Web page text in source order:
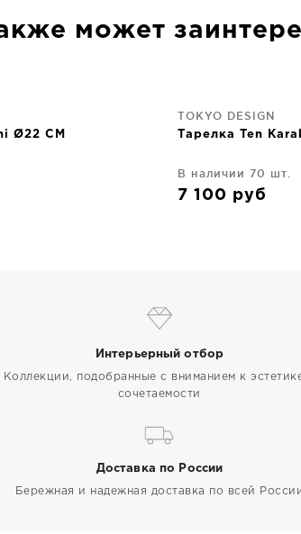
может
Ø22 CM
TOKYO DESIGN
Тарелка Ten
В наличии 70 шт.
7 100 руб
Интерьерный отбор
Коллекции, подобранные с вниманием к
сочетаемости
Доставка по России
Бережная и надежная доставка по всей